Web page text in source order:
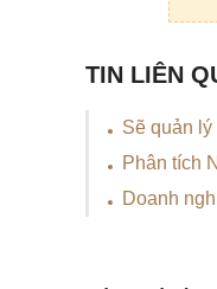
TIN LIÊN
Sẽ quản
Phân tích
Doanh